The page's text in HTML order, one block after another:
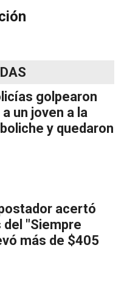
golpearon
un joven a la
y quedaron
acertó
del "Siempre
más de $405